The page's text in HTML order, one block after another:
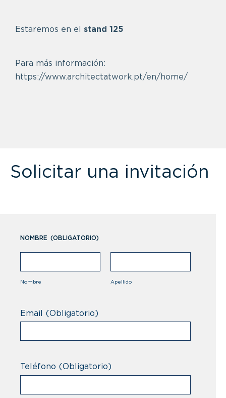
Estaremos en el stand 125
Para más información:
https://www.architectatwork.pt/en/home/
Solicitar una invitación
NOMBRE (OBLIGATORIO)
Nombre Apellido
Email (Obligatorio)
Teléfono (Obligatorio)